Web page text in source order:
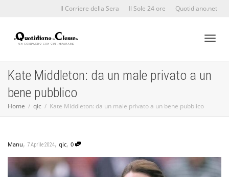
Il Corriere della Sera Il Sole 24 ore Quotidiano.net
Kate Middleton: da un male privato a un
bene pubblico
Home qic Kate Middleton: da un male privato a un bene pubblico
Manu, 7 Aprile 2024, qic, 0